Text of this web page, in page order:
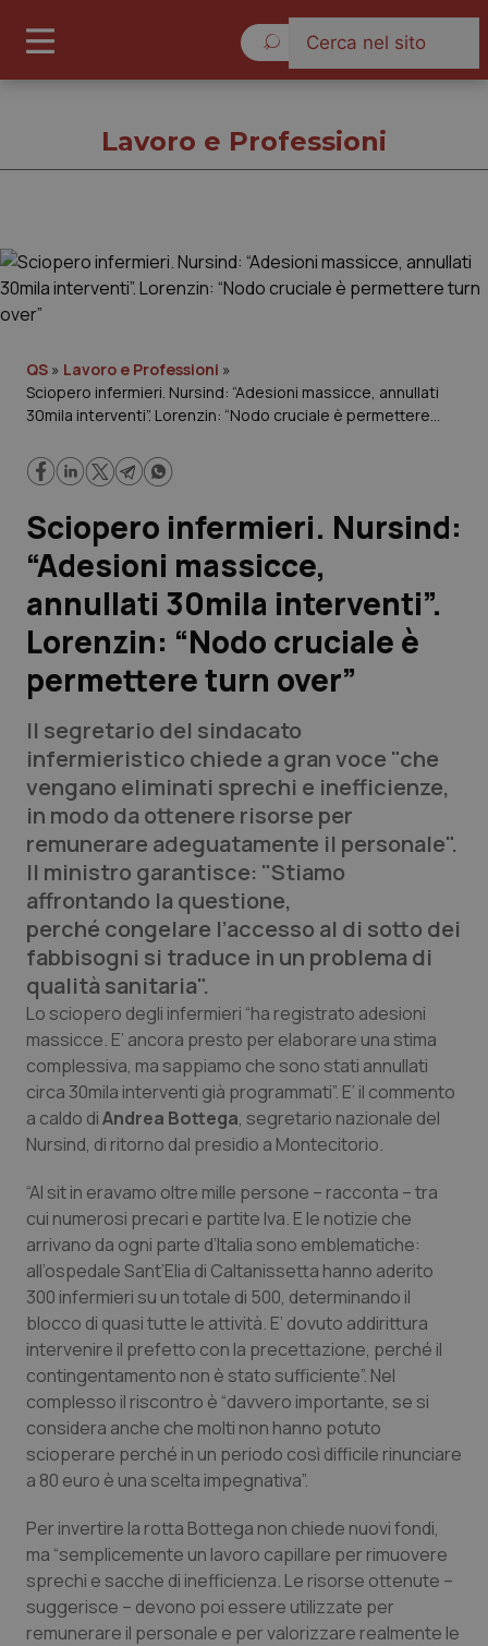
Cronache
Governo e Parlamento
Regioni e Asl
Lavoro e Professioni
Scienza e Farmaci
Studi e Analisi
Lettere al direttore
QS Pro
Professionisti Sanitari.AI
Abruzzo
Basilicata
Calabria
Campania
Emilia-Romagna
Friuli Venezia Giulia
Lazio
Liguria
Lombardia
Marche
Molise
Provincia Autonoma di Bolzano
Provincia Autonoma di Trento
QS Pro Gold
Artrite & artrosi
Asma & BPCO
Car-T
Colesterolo & coronaropatie
Dermatite Atopica
Diabete & glucometri
Disturbi dell’umore
Dolore
Donna & Salute
Epatiti
Infezioni & Febbre
Ipertensione & Scompenso
QS Club Newsletter
Lavoro e Professioni
QS » Lavoro e Professioni »
Sciopero infermieri. Nursind: “Adesioni massicce, annullati
30mila interventi”. Lorenzin: “Nodo cruciale è permettere
Sciopero infermieri. Nursind:
“Adesioni massicce,
annullati 30mila interventi”.
Lorenzin: “Nodo cruciale è
permettere turn over”
Il segretario del sindacato
infermieristico chiede a gran voce "che
vengano eliminati sprechi e inefficienze,
in modo da ottenere risorse per
remunerare adeguatamente il personale".
Il ministro garantisce: "Stiamo
affrontando la questione,
perché congelare l’accesso al di sotto dei
fabbisogni si traduce in un problema di
qualità sanitaria".
Lo sciopero degli infermieri “ha registrato adesioni
massicce. E’ ancora presto per elaborare una stima
complessiva, ma sappiamo che sono stati annullati
circa 30mila interventi già programmati”. E’ il commento
a caldo diAndrea Bottega, segretario nazionale del
Nursind, di ritorno dal presidio a Montecitorio.
“Al sit in eravamo oltre mille persone – racconta – tra
cui numerosi precari e partite Iva. E le notizie che
arrivano da ogni parte d’Italia sono emblematiche:
all’ospedale Sant’Elia di Caltanissetta hanno aderito
300 infermieri su un totale di 500, determinando il
blocco di quasi tutte le attività. E’ dovuto addirittura
intervenire il prefetto con la precettazione, perché il
contingentamento non è stato sufficiente”. Nel
complesso il riscontro è “davvero importante, se si
considera anche che molti non hanno potuto
scioperare perché in un periodo così difficile rinunciare
a 80 euro è una scelta impegnativa”.
Per invertire la rotta Bottega non chiede nuovi fondi,
ma “semplicemente un lavoro capillare per rimuovere
sprechi e sacche di inefficienza. Le risorse ottenute –
suggerisce – devono poi essere utilizzate per
remunerare il personale e per valorizzare realmente le